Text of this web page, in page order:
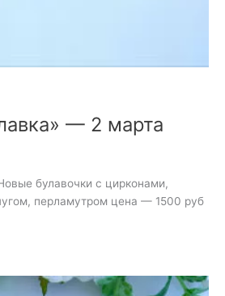
— 2 марта
булавочки с цирконами,
перламутром цена — 1500 руб